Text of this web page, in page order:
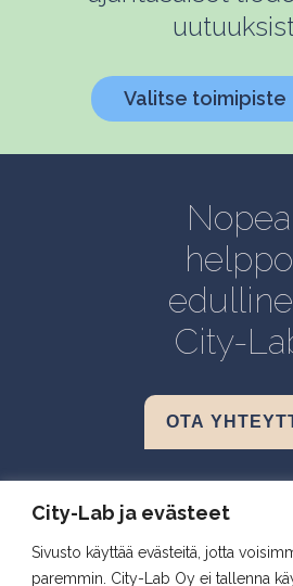
City-Lab ja evästeet
Sivusto käyttää evästeitä, jotta
paremmin. City-Lab Oy ei tallenna
Valitse toimipiste
Helsinki, Biokeskus
Kuopio, Snellmania
Oulu, Aapistie
Turku, BioCity
City-
OTA
Snellmania,